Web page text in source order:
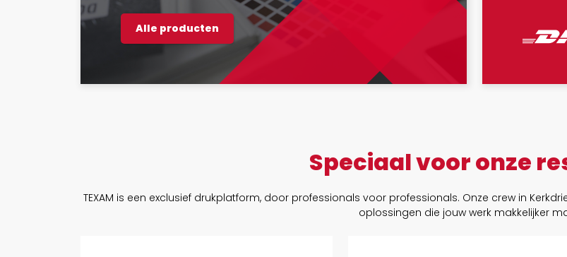
Alle producten
Speciaal voor onze
TEXAM is een exclusief drukplatform, door professionals voor professionals. Onze crew in
oplossingen die jouw werk makkelijker